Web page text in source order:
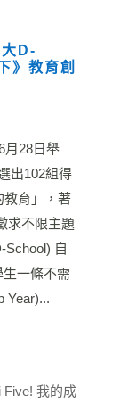
D-
》教育創
月28日舉
出102組得
教育」，著
求不限主題
School) 自
一條不需
Year)...
我的成